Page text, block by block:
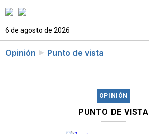
6 de agosto de 2026
Opinión Punto de vista
OPINIÓN
PUNTO DE VISTA